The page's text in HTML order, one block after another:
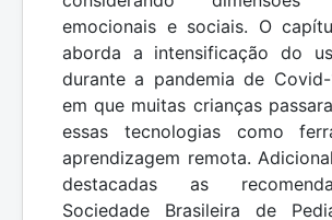
emocionais e sociais. O
aborda a intensificação do
durante a pandemia de
em que muitas crianças
essas tecnologias como
aprendizagem remota.
destacadas as
Sociedade Brasileira de